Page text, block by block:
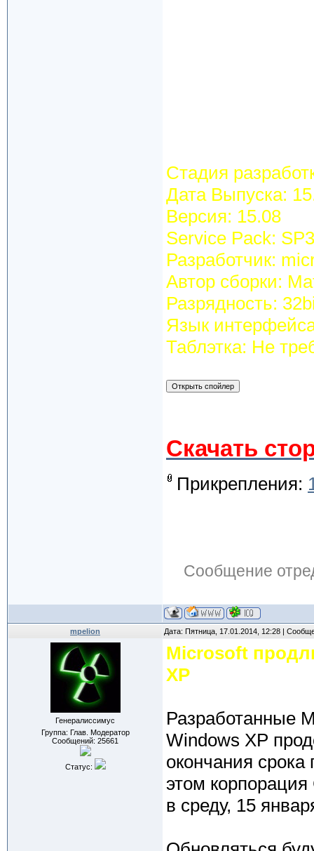
Стадия
Дата Выпуска:
Версия: 15.08
Service Pack: SP3
Разработчик:
Автор сборки:
Разрядность:
Язык
Таблэтка: Не
Скачать
Прикрепления:
Сообщение
mpelion Дата: Пятница, 17.01.2014, 12:28 |
Генералиссимус
Группа: Глав. Модератор
Сообщений: 25661
Статус:
Microsoft
XP
Разработанные
Windows XP
окончания
этом
в среду, 15